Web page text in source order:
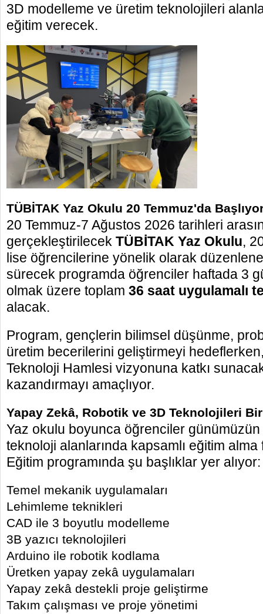
3D modelleme ve üretim teknolojileri
eğitim verecek.
TÜBİTAK Yaz Okulu 20 Temmuz'da
20 Temmuz-7 Ağustos 2026 tarihleri
gerçekleştirilecek TÜBİTAK Yaz Okulu,
lise öğrencilerine yönelik olarak
sürecek programda öğrenciler haftada 3
olmak üzere toplam 36 saat uygulamalı
alacak.
Program, gençlerin bilimsel düşünme,
üretim becerilerini geliştirmeyi
Teknoloji Hamlesi vizyonuna katkı
kazandırmayı amaçlıyor.
Yapay Zekâ, Robotik ve 3D Teknolojileri
Yaz okulu boyunca öğrenciler
teknoloji alanlarında kapsamlı eğitim alma
Eğitim programında şu başlıklar yer alıyor:
Temel mekanik uygulamaları
Lehimleme teknikleri
CAD ile 3 boyutlu modelleme
3B yazıcı teknolojileri
Arduino ile robotik kodlama
Üretken yapay zekâ uygulamaları
Yapay zekâ destekli proje geliştirme
Takım çalışması ve proje yönetimi